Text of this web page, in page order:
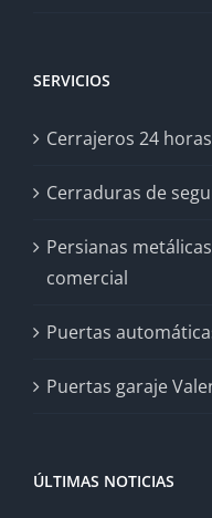
SERVICIOS
Cerrajeros 24
Cerraduras de
Persianas
comercial
Puertas
Puertas garaje
ÚLTIMAS NOTICIAS